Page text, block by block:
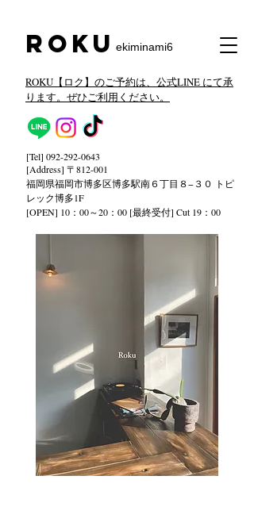
​Roku ekiminami6
[Tel] 092-292-0643
[Address] 〒812-001
福岡県福岡市博多区博多駅南６丁目８−３０ トピ
レック博多1F
[OPEN] 10：00～20：00 [最終受付] Cut 19：00
ROKU【ロク】のご予約は、公式LINE にて承
ります。ぜひご利用ください。